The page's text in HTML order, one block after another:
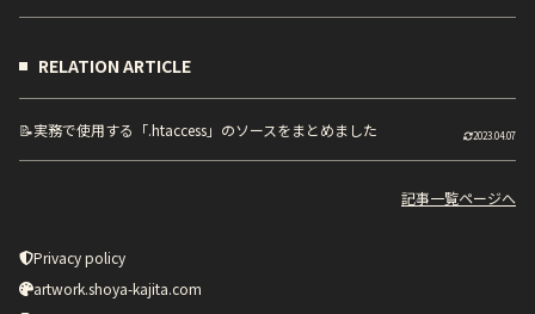
RELATION ARTICLE
📝実務で使用する「.htaccess」のソースをまとめました 2023.04.07
記事一覧ページへ
Privacy policy
artwork.shoya-kajita.com